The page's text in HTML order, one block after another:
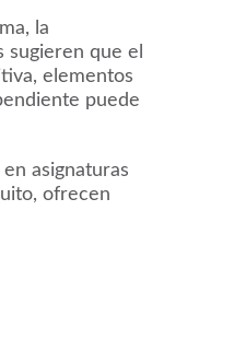
la
que el
elementos
puede
asignaturas
ofrecen